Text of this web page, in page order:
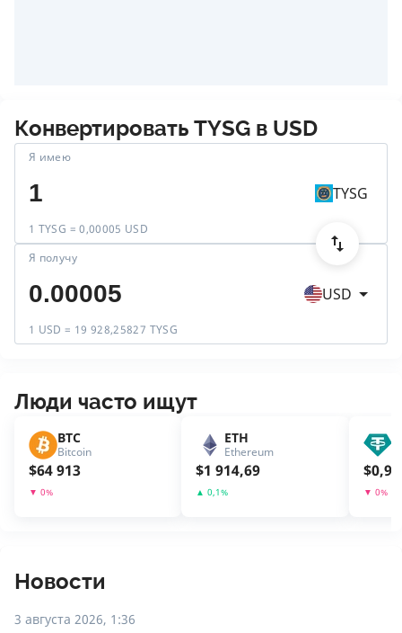
Конвертировать TYSG в USD
Я имею
1 TYSG = 0,00005 USD
TYSG
Я получу
1 USD = 19 928,25827 TYSG
USD
Люди часто ищут
BTC
Bitcoin
$64 913
▼ 0%
ETH
Ethereum
$1 914,69
▲ 0,1%
$
▼ 0%
Новости
3 августа 2026, 1:36